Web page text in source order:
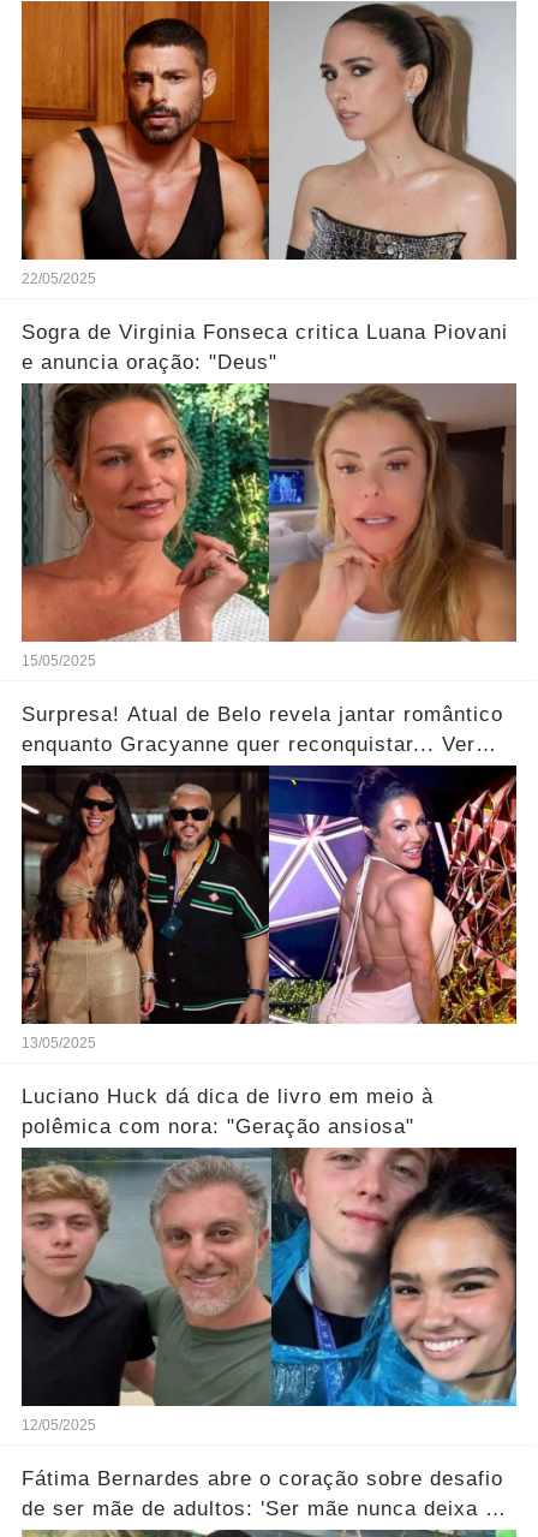
22/05/2025
Sogra de Virginia Fonseca critica Luana Piovani
e anuncia oração: "Deus"
15/05/2025
Surpresa! Atual de Belo revela jantar romântico
enquanto Gracyanne quer reconquistar... Ver
mais
13/05/2025
Luciano Huck dá dica de livro em meio à
polêmica com nora: "Geração ansiosa"
12/05/2025
Fátima Bernardes abre o coração sobre desafio
de ser mãe de adultos: 'Ser mãe nunca deixa de